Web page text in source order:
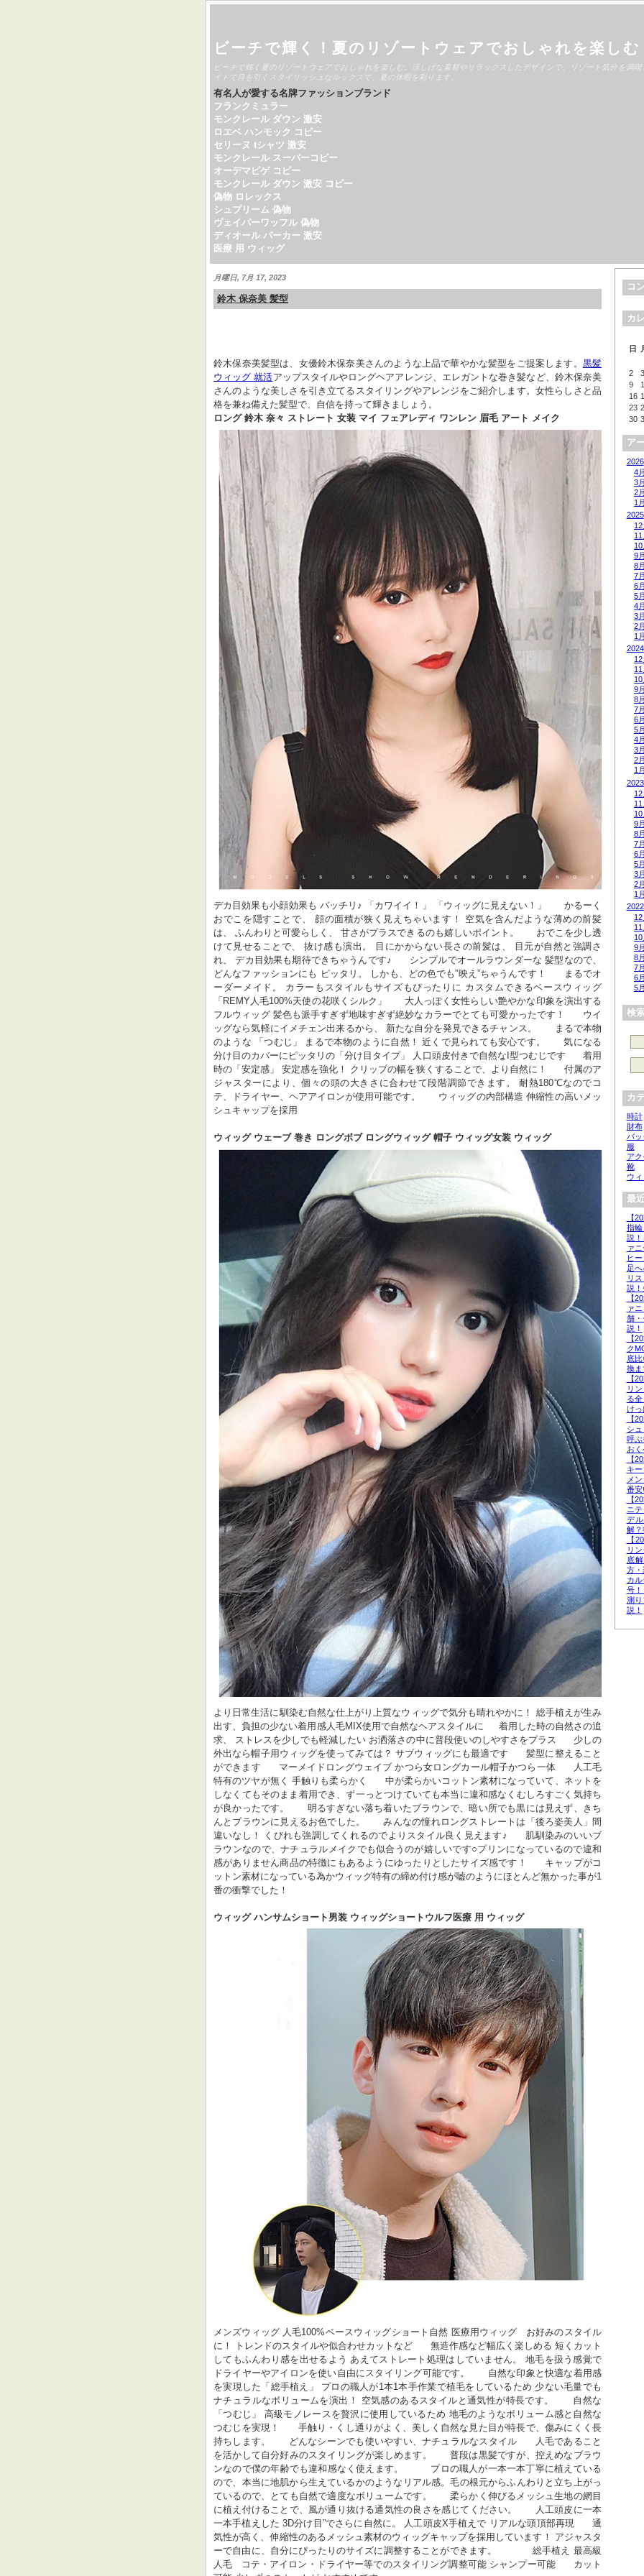
ビーチで輝く！夏のリゾートウェアでおしゃれを楽しむ
ビーチで輝く夏のリゾートウェアでおしゃれを楽しむ。涼しげな素材やリラックスしたデザインで、リゾート気分を満
イドで目を引くスタイリッシュなルックスで、夏の休暇を彩ります。
有名人が愛する名牌ファッションブランド
フランクミュラー
モンクレール ダウン 激安
ロエベ ハンモック コピー
セリーヌ tシャツ 激安
モンクレール スーパーコピー
オーデマピゲ コピー
モンクレール ダウン 激安 コピー
偽物 ロレックス
シュプリーム 偽物
ヴェイパーワッフル 偽物
ディオール パーカー 激安
医療 用 ウィッグ
月曜日, 7月 17, 2023
鈴木 保奈美 髪型
鈴木保奈美髪型は、女優鈴木保奈美さんのような上品で華やかな髪型をご提案します。 黒髪
ウィッグ 就活アップスタイルやロングヘアアレンジ、エレガントな巻き髪など、鈴木保奈美
さんのような美しさを引き立てるスタイリングやアレンジをご紹介します。女性らしさと品
格を兼ね備えた髪型で、自信を持って輝きましょう。
ロング 鈴木 奈々 ストレート 女装 マイ フェアレディ ワンレン 眉毛 アート メイク
デカ目効果も小顔効果も バッチリ♪ 「カワイイ！」 「ウィッグに見えない！」      かるーく
おでこを隠すことで、 顔の面積が狭く見えちゃいます！ 空気を含んだような薄めの前髪
は、 ふんわりと可愛らしく、 甘さがプラスできるのも嬉しいポイント。      おでこを少し透
けて見せることで、 抜け感も演出。 目にかからない長さの前髪は、 目元が自然と強調さ
れ、 デカ目効果も期待できちゃうんです♪      シンプルでオールラウンダーな 髪型なので、
どんなファッションにも ピッタリ。 しかも、どの色でも”映え”ちゃうんです！      まるでオ
ーダーメイド。 カラーもスタイルもサイズもぴったりに カスタムできるベースウィッグ
「REMY人毛100%天使の花咲くシルク」      大人っぽく女性らしい艶やかな印象を演出する
フルウィッグ 髪色も派手すぎず地味すぎず絶妙なカラーでとても可愛かったです！      ウイ
ッグなら気軽にイメチェン出来るから、 新たな自分を発見できるチャンス。      まるで本物
のような 「つむじ」 まるで本物のように自然！ 近くで見られても安心です。      気になる
分け目のカバーにピッタリの「分け目タイプ」 人口頭皮付きで自然なI型つむじです      着用
時の「安定感」 安定感を強化！ クリップの幅を狭くすることで、より自然に！      付属のア
ジャスターにより、個々の頭の大きさに合わせて段階調節できます。 耐熱180℃なのでコ
テ、ドライヤー、ヘアアイロンが使用可能です。      ウィッグの内部構造 伸縮性の高いメッ
シュキャップを採用
ウィッグ ウェーブ 巻き ロングボブ ロングウィッグ 帽子 ウィッグ女装 ウィッグ
より日常生活に馴染む自然な仕上がり上質なウィッグで気分も晴れやかに！ 総手植えが生み
出す、負担の少ない着用感人毛MIX使用で自然なヘアスタイルに     着用した時の自然さの追
求、 ストレスを少しでも軽減したい お洒落さの中に普段使いのしやすさをプラス      少しの
外出なら帽子用ウィッグを使ってみては？ サブウィッグにも最適です      髪型に整えること
ができます      マーメイドロングウェイブ かつら女ロングカール帽子かつら一体      人工毛
特有のツヤが無く 手触りも柔らかく      中が柔らかいコットン素材になっていて、ネットを
しなくてもそのまま着用でき、ず一っとつけていても本当に違和感なくむしろすごく気持ち
が良かったです。      明るすぎない落ち着いたブラウンで、暗い所でも黒には見えず、きち
んとブラウンに見えるお色でした。      みんなの憧れロングストレートは「後ろ姿美人」間
違いなし！ くびれも強調してくれるのでよりスタイル良く見えます♪      肌馴染みのいいブ
ラウンなので、ナチュラルメイクでも似合うのが嬉しいです○プリンになっているので違和
感がありません商品の特徴にもあるようにゆったりとしたサイズ感です！      キャップがコ
ットン素材になっている為かウィッグ特有の締め付け感が嘘のようにほとんど無かった事が1
番の衝撃でした！
ウィッグ ハンサムショート男装 ウィッグショートウルフ医療 用 ウィッグ
メンズウィッグ 人毛100%ベースウィッグショート自然 医療用ウィッグ   お好みのスタイル
に！ トレンドのスタイルや似合わせカットなど      無造作感など幅広く楽しめる 短くカット
してもふんわり感を出せるよう あえてストレート処理はしていません。 地毛を扱う感覚で
ドライヤーやアイロンを使い自由にスタイリング可能です。      自然な印象と快適な着用感
を実現した「総手植え」 プロの職人が1本1本手作業で植毛をしているため 少ない毛量でも
ナチュラルなボリュームを演出！ 空気感のあるスタイルと通気性が特長です。      自然な
「つむじ」 高級モノレースを贅沢に使用しているため 地毛のようなボリューム感と自然な
つむじを実現！      手触り・くし通りがよく、美しく自然な見た目が特長で、傷みにくく長
持ちします。      どんなシーンでも使いやすい、ナチュラルなスタイル      人毛であること
を活かして自分好みのスタイリングが楽しめます。      普段は黒髪ですが、控えめなブラウ
ンなので僕の年齢でも違和感なく使えます。         プロの職人が一本一本丁寧に植えている
ので、本当に地肌から生えているかのようなリアル感。毛の根元からふんわりと立ち上がっ
ているので、とても自然で適度なボリュームです。      柔らかく伸びるメッシュ生地の網目
に植え付けることで、風が通り抜ける通気性の良さを感じてください。      人工頭皮に一本
一本手植えした 3D分け目”でさらに自然に。 人工頭皮X手植えで リアルな頭頂部再現      通
気性が高く、伸縮性のあるメッシュ素材のウィッグキャップを採用しています！ アジャスタ
ーで自由に、自分にぴったりのサイズに調整することができます。            総手植え 最高級
人毛   コテ・アイロン・ドライヤー等でのスタイリング調整可能 シャンプー可能      カット
コ
カ
日
2
3
9
16
23
30
ア
2026
4月
3月
2月
1月
2025
12
11
10
9月
8月
7月
6月
5月
4月
3月
2月
1月
2024
12
11
10
9月
8月
7月
6月
5月
4月
3月
2月
1月
2023
12
11
10
9月
8月
7月
6月
5月
3月
2月
1月
2022
12
11
10
9月
8月
7月
6月
5月
検
カ
時計
財布
バッ
服
ア
靴
ウ
最
【
指
説
ァ
ヒ
足
リ
説！
【
ァ
舗
説！
【
ク
底
換ま
【
リ
る
けっ
【
シ
呼
お
【
キ
メ
番安
【
ニ
デ
解？
【
リ
底
方・
カ
号
測
説！